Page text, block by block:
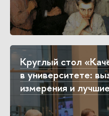
Круглый стол
в университете:
измерения и